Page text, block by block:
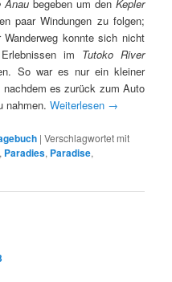
Anau begeben um den Kepler
paar Windungen zu folgen;
konnte sich nicht
im Tutoko River
So war es nur ein kleiner
es zurück zum Auto
nahmen.Weiterlesen →
|Verschlagwortet mit
, Paradies, Paradise,